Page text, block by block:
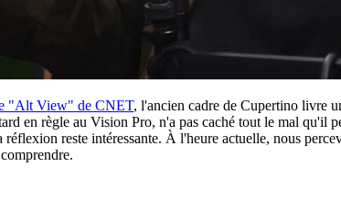
"Alt View" de CNET, l'ancien cadre de Cupertino livre
en règle au Vision Pro, n'a pas caché tout le mal qu'il
reste intéressante. À l'heure actuelle, nous